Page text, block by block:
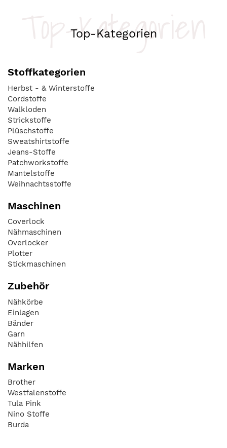
Top-Kategorien
Top-Kategorien
Stoffkategorien
Herbst - & Winterstoffe
Cordstoffe
Walkloden
Strickstoffe
Plüschstoffe
Sweatshirtstoffe
Jeans-Stoffe
Patchworkstoffe
Mantelstoffe
Weihnachtsstoffe
Maschinen
Coverlock
Nähmaschinen
Overlocker
Plotter
Stickmaschinen
Zubehör
Nähkörbe
Einlagen
Bänder
Garn
Nähhilfen
Marken
Brother
Westfalenstoffe
Tula Pink
Nino Stoffe
Burda